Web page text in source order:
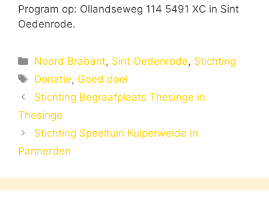
Program op: Ollandseweg 114 5491 XC in Sint
Oedenrode.
Categorieën
Noord Brabant, Sint Oedenrode, Stichting
Tags
Donatie, Goed doel
Stichting Begraafplaats Thesinge in
Thesinge
Stichting Speeltuin Kuiperweide in
Pannerden